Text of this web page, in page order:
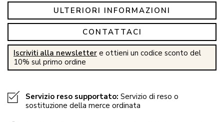
ULTERIORI INFORMAZIONI
CONTATTACI
Iscriviti alla newsletter e ottieni un codice sconto del
10% sul primo ordine
Servizio reso supportato: Servizio di reso o
sostituzione della merce ordinata